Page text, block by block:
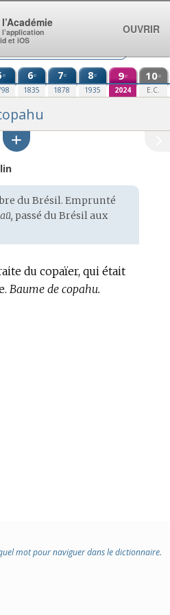
e 6e
1835
7e
1878
8e
1935
9e
2024
10e
E.C.
du Brésil. Emprunté
passé du Brésil aux
du copaïer, qui était
Baume de copahu.
mot pour naviguer dans le dictionnaire.
et iOS
OUVRIR